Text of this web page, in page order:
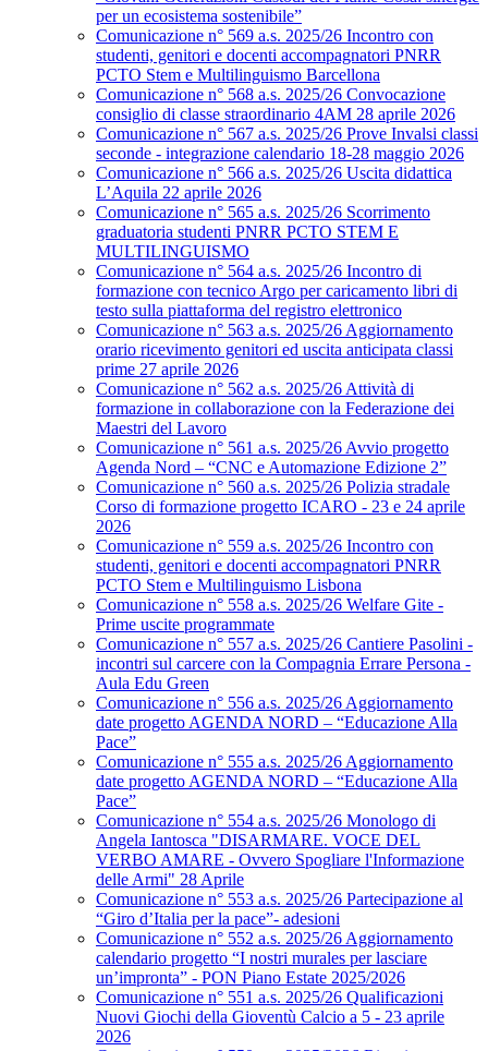
per un ecosistema sostenibile”
Comunicazione n° 569 a.s. 2025/26 Incontro con
studenti, genitori e docenti accompagnatori PNRR
PCTO Stem e Multilinguismo Barcellona
Comunicazione n° 568 a.s. 2025/26 Convocazione
consiglio di classe straordinario 4AM 28 aprile 2026
Comunicazione n° 567 a.s. 2025/26 Prove Invalsi classi
seconde - integrazione calendario 18-28 maggio 2026
Comunicazione n° 566 a.s. 2025/26 Uscita didattica
L’Aquila 22 aprile 2026
Comunicazione n° 565 a.s. 2025/26 Scorrimento
graduatoria studenti PNRR PCTO STEM E
MULTILINGUISMO
Comunicazione n° 564 a.s. 2025/26 Incontro di
formazione con tecnico Argo per caricamento libri di
testo sulla piattaforma del registro elettronico
Comunicazione n° 563 a.s. 2025/26 Aggiornamento
orario ricevimento genitori ed uscita anticipata classi
prime 27 aprile 2026
Comunicazione n° 562 a.s. 2025/26 Attività di
formazione in collaborazione con la Federazione dei
Maestri del Lavoro
Comunicazione n° 561 a.s. 2025/26 Avvio progetto
Agenda Nord – “CNC e Automazione Edizione 2”
Comunicazione n° 560 a.s. 2025/26 Polizia stradale
Corso di formazione progetto ICARO - 23 e 24 aprile
2026
Comunicazione n° 559 a.s. 2025/26 Incontro con
studenti, genitori e docenti accompagnatori PNRR
PCTO Stem e Multilinguismo Lisbona
Comunicazione n° 558 a.s. 2025/26 Welfare Gite -
Prime uscite programmate
Comunicazione n° 557 a.s. 2025/26 Cantiere Pasolini -
incontri sul carcere con la Compagnia Errare Persona -
Aula Edu Green
Comunicazione n° 556 a.s. 2025/26 Aggiornamento
date progetto AGENDA NORD – “Educazione Alla
Pace”
Comunicazione n° 555 a.s. 2025/26 Aggiornamento
date progetto AGENDA NORD – “Educazione Alla
Pace”
Comunicazione n° 554 a.s. 2025/26 Monologo di
Angela Iantosca "DISARMARE. VOCE DEL
VERBO AMARE - Ovvero Spogliare l'Informazione
delle Armi" 28 Aprile
Comunicazione n° 553 a.s. 2025/26 Partecipazione al
“Giro d’Italia per la pace”- adesioni
Comunicazione n° 552 a.s. 2025/26 Aggiornamento
calendario progetto “I nostri murales per lasciare
un’impronta” - PON Piano Estate 2025/2026
Comunicazione n° 551 a.s. 2025/26 Qualificazioni
Nuovi Giochi della Gioventù Calcio a 5 - 23 aprile
2026